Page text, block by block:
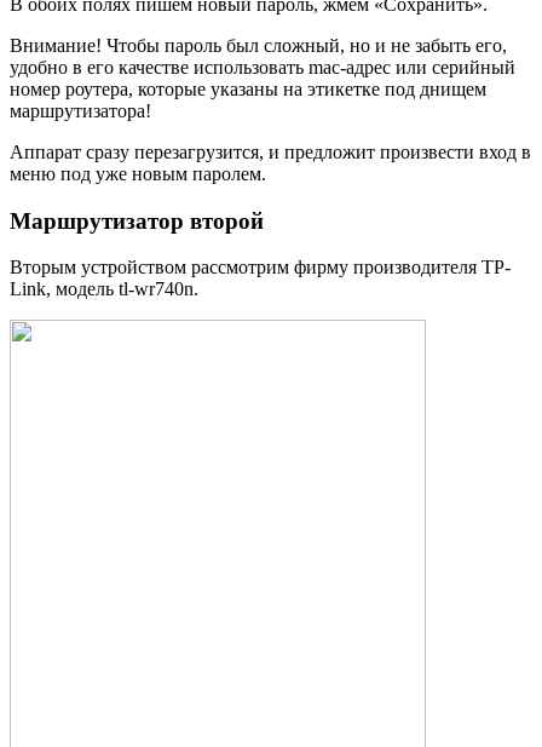
Внимание! Чтобы пароль был сложный, но и не забыть его,
удобно в его качестве использовать mac-адрес или серийный
номер роутера, которые указаны на этикетке под днищем
маршрутизатора!
Аппарат сразу перезагрузится, и предложит произвести вход в
меню под уже новым паролем.
Маршрутизатор второй
Вторым устройством рассмотрим фирму производителя TP-
Link, модель tl-wr740n.